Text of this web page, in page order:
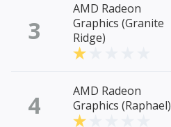
3
AMD Radeon
Graphics (Granite
Ridge)
4
AMD Radeon
Graphics (Raphael)